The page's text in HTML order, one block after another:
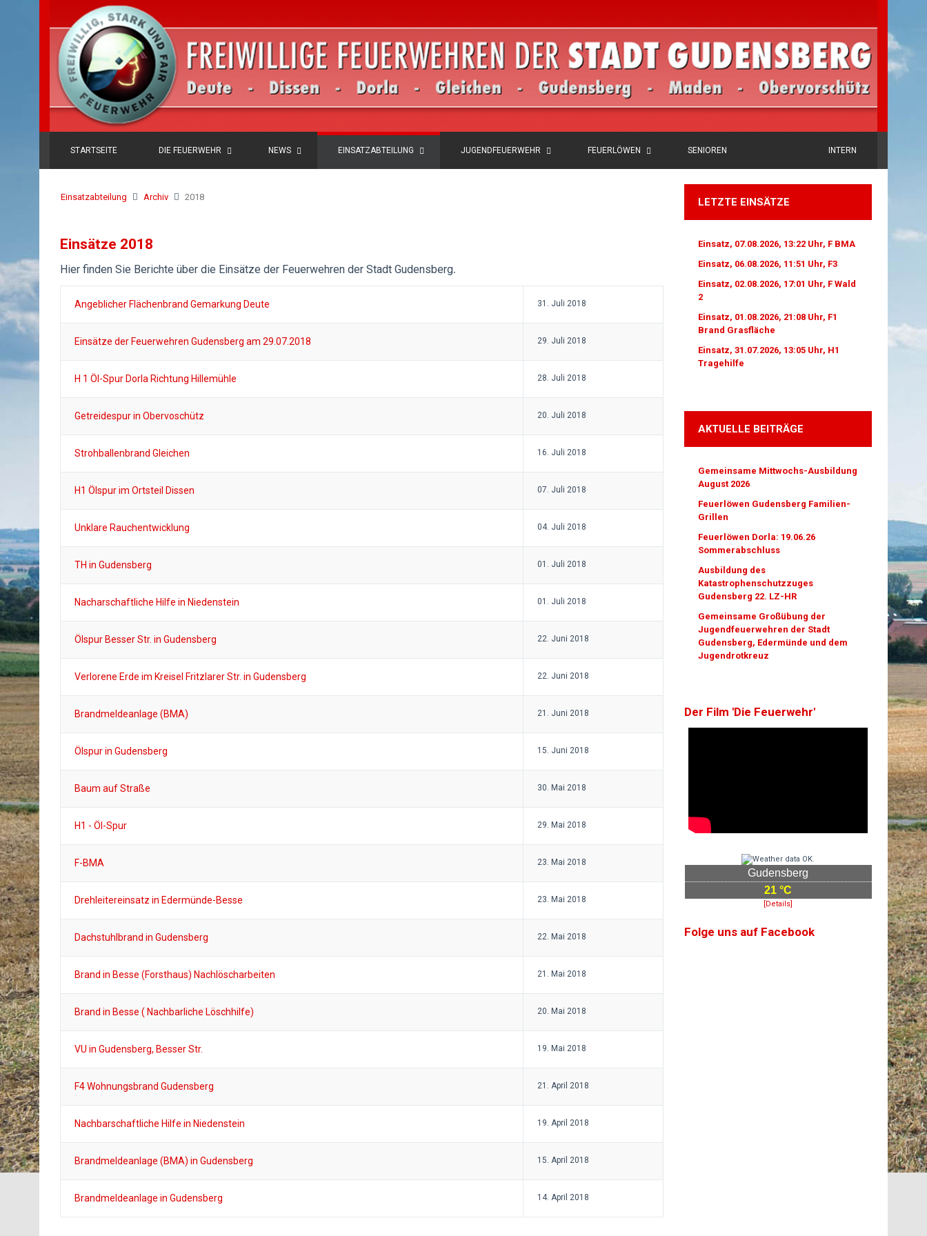
STARTSEITE DIE FEUERWEHR NEWS EINSATZABTEILUNG JUGENDFEUERWEHR FEUERLÖWEN SENIOREN INTERN
Einsatzabteilung Archiv 2018
Einsätze 2018
Hier finden Sie Berichte über die Einsätze der Feuerwehren der Stadt Gudensberg.
Angeblicher Flächenbrand Gemarkung Deute 31. Juli 2018
Einsätze der Feuerwehren Gudensberg am 29.07.2018 29. Juli 2018
H 1 Öl-Spur Dorla Richtung Hillemühle 28. Juli 2018
Getreidespur in Obervoschütz 20. Juli 2018
Strohballenbrand Gleichen 16. Juli 2018
H1 Ölspur im Ortsteil Dissen 07. Juli 2018
Unklare Rauchentwicklung 04. Juli 2018
TH in Gudensberg 01. Juli 2018
Nacharschaftliche Hilfe in Niedenstein 01. Juli 2018
Ölspur Besser Str. in Gudensberg 22. Juni 2018
Verlorene Erde im Kreisel Fritzlarer Str. in Gudensberg 22. Juni 2018
Brandmeldeanlage (BMA) 21. Juni 2018
Ölspur in Gudensberg 15. Juni 2018
Baum auf Straße 30. Mai 2018
H1 - Öl-Spur 29. Mai 2018
F-BMA 23. Mai 2018
Drehleitereinsatz in Edermünde-Besse 23. Mai 2018
Dachstuhlbrand in Gudensberg 22. Mai 2018
Brand in Besse (Forsthaus) Nachlöscharbeiten 21. Mai 2018
Brand in Besse ( Nachbarliche Löschhilfe) 20. Mai 2018
VU in Gudensberg, Besser Str. 19. Mai 2018
F4 Wohnungsbrand Gudensberg 21. April 2018
Nachbarschaftliche Hilfe in Niedenstein 19. April 2018
Brandmeldeanlage (BMA) in Gudensberg 15. April 2018
Brandmeldeanlage in Gudensberg 14. April 2018
LETZTE EINSÄTZE
Einsatz, 07.08.2026, 13:22 Uhr, F BMA
Einsatz, 06.08.2026, 11:51 Uhr, F3
Einsatz, 02.08.2026, 17:01 Uhr, F Wald
2
Einsatz, 01.08.2026, 21:08 Uhr, F1
Brand Grasfläche
Einsatz, 31.07.2026, 13:05 Uhr, H1
Tragehilfe
AKTUELLE BEITRÄGE
Gemeinsame Mittwochs-Ausbildung
August 2026
Feuerlöwen Gudensberg Familien-
Grillen
Feuerlöwen Dorla: 19.06.26
Sommerabschluss
Ausbildung des
Katastrophenschutzzuges
Gudensberg 22. LZ-HR
Gemeinsame Großübung der
Jugendfeuerwehren der Stadt
Gudensberg, Edermünde und dem
Jugendrotkreuz
Der Film 'Die Feuerwehr'
Gudensberg
21 °C
[Details]
Folge uns auf Facebook